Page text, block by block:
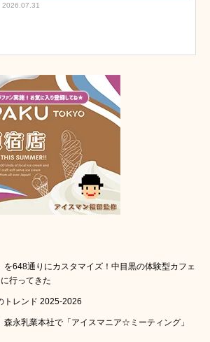
2026.07.31
を648通りにカスタマイズ！中目黒の体験型カフェ
行ってきた
トレンド 2025-2026
森永乳業本社で「アイスマニア☆ミーティング」